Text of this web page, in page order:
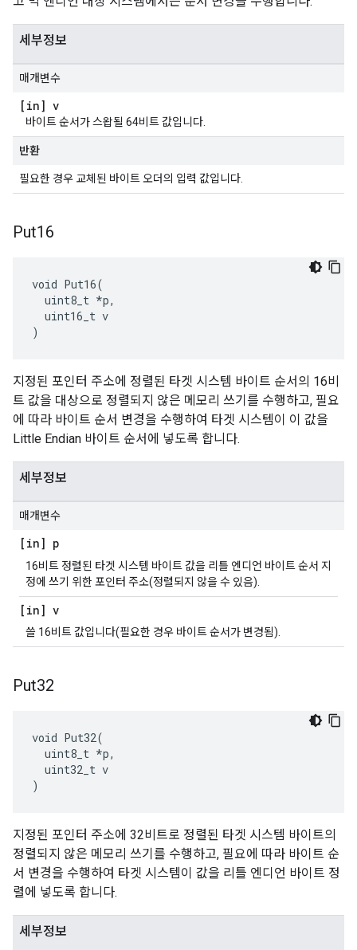
세부정보
매개변수
[in] v
바이트 순서가 스왑될 64비트 값입니다.
반환
필요한 경우 교체된 바이트 오더의 입력 값입니다.
Put16
void Put16(
  uint8_t *p,
  uint16_t v
)
지정된 포인터 주소에 정렬된 타겟 시스템 바이트 순서의 16비
트 값을 대상으로 정렬되지 않은 메모리 쓰기를 수행하고, 필요
에 따라 바이트 순서 변경을 수행하여 타겟 시스템이 이 값을
Little Endian 바이트 순서에 넣도록 합니다.
세부정보
매개변수
[in] p
16비트 정렬된 타겟 시스템 바이트 값을 리틀 엔디언 바이트 순서 지
정에 쓰기 위한 포인터 주소(정렬되지 않을 수 있음).
[in] v
쓸 16비트 값입니다(필요한 경우 바이트 순서가 변경됨).
Put32
void Put32(
  uint8_t *p,
  uint32_t v
)
지정된 포인터 주소에 32비트로 정렬된 타겟 시스템 바이트의
정렬되지 않은 메모리 쓰기를 수행하고, 필요에 따라 바이트 순
서 변경을 수행하여 타겟 시스템이 값을 리틀 엔디언 바이트 정
렬에 넣도록 합니다.
세부정보